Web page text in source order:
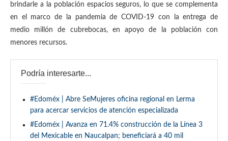
brindarle a la población espacios seguros, lo que se complementa
en el marco de la pandemia de COVID-19 con la entrega de
medio millón de cubrebocas, en apoyo de la población con
menores recursos.
Podría interesarte...
#Edoméx | Abre SeMujeres oficina regional en Lerma
para acercar servicios de atención especializada
#Edoméx | Avanza en 71.4% construcción de la Línea 3
del Mexicable en Naucalpan; beneficiará a 40 mil